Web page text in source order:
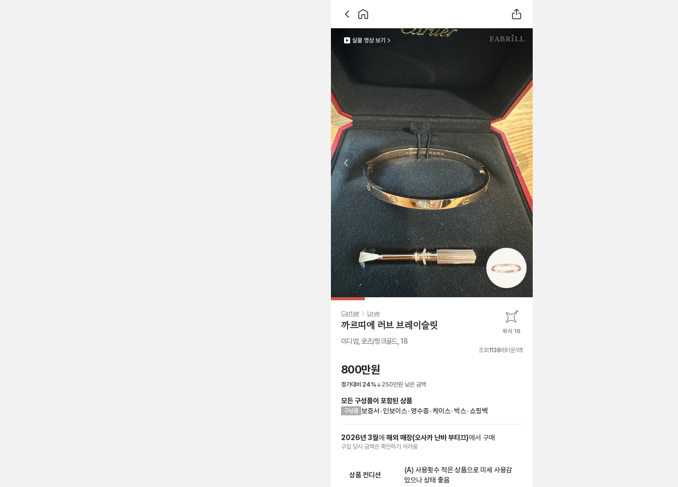
실물 영상 보기
Previous slide Next slide
Cartier Love
까르띠에 러브 브레이슬릿 위시 19
미디엄, 로즈/핑크골드, 18
조회 1138레터문의1
800만원
정가대비 24% 250만원 낮은 금액
모든 구성품이 포함된 상품
구성품 보증서 •인보이스•영수증•케이스•박스•쇼핑백
2026년 3월에 해외 매장(오사카 난바 부티끄)에서 구매
구입 당시 금액은 확인하기 어려움
상품 컨디션
(A) 사용횟수 적은 상품으로 미세 사용감
있으나 상태 좋음